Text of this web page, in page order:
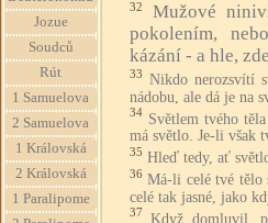
Jozue
Soudců
Rút
1 Samuelova
2 Samuelova
1 Královská
2 Královská
1 Paralipome
32
Mužové
pokolením,
kázání - a hle,
33 Nikdo nerozsvítí
nádobu, ale dá je na
34 Světlem tvého
má světlo. Je-li však
35 Hleď tedy, ať
36 Má-li celé tvé tělo
celé tak jasné, jako
37
Když domluvil,